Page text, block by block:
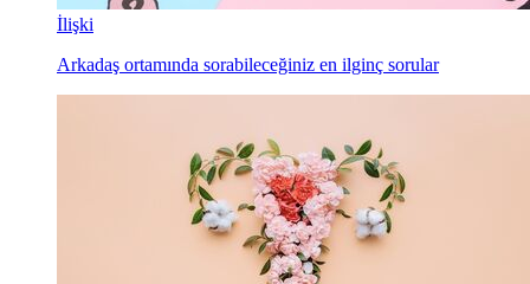
İlişki
Arkadaş ortamında sorabileceğiniz en ilginç sorular